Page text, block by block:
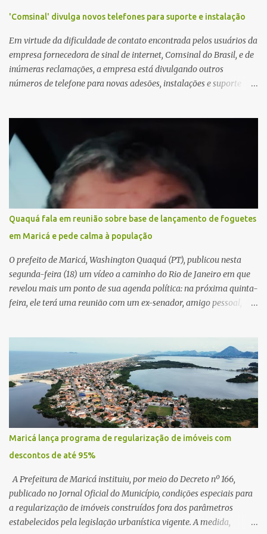
'Comsinal' divulga novos telefones para suporte e instalação
Em virtude da dificuldade de contato encontrada pelos usuários da
empresa fornecedora de sinal de internet, Comsinal do Brasil, e de
inúmeras reclamações, a empresa está divulgando outros
números de telefone para novas adesões, instalações e suporte
Quaquá fala em reunião sobre base de lançamento de foguetes
em Maricá e pede calma à população
O prefeito de Maricá, Washington Quaquá (PT), publicou nesta
segunda-feira (18) um vídeo a caminho do Rio de Janeiro em que
revelou mais um ponto de sua agenda política: na próxima quinta-
feira, ele terá uma reunião com um ex-senador, amigo pessoal,
atenção pela ousadia do projeto, que colocaria Maricá em um
novo patamar de visibilidade tecnológica e estratégica. Segundo
Quaquá, a conversa será o início de um debate maior sobre a
viabilidade dessa estrutura na cidade. Durante o vídeo, o prefeito
também respondeu às críticas que vem recebendo. Segundo ele,
muitas pessoas estão dizendo que promete muito, mas não estaria
entregando resultados imediatos. Quaquá pediu paciência e
garantiu que os frutos começarão a aparecer em breve. “O pessoal
fala que eu prometo muito, mas não faço nada. Eu digo: calma.
Vocês Esperam, daqui a um ano o que será feito em Mari...
Maricá lança programa de regularização de imóveis com
descontos de até 95%
A Prefeitura de Maricá instituiu, por meio do Decreto nº 166,
publicado no Jornal Oficial do Município, condições especiais para
a regularização de imóveis construídos fora dos parâmetros
estabelecidos pela legislação urbanística vigente. A medida,